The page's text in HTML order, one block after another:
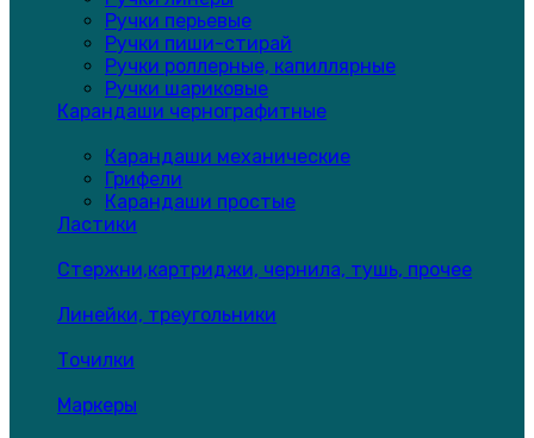
Ручки перьевые
Ручки пиши-стирай
Ручки роллерные, капиллярные
Ручки шариковые
Карандаши чернографитные
Карандаши механические
Грифели
Карандаши простые
Ластики
Стержни,картриджи, чернила, тушь, прочее
Линейки, треугольники
Точилки
Маркеры